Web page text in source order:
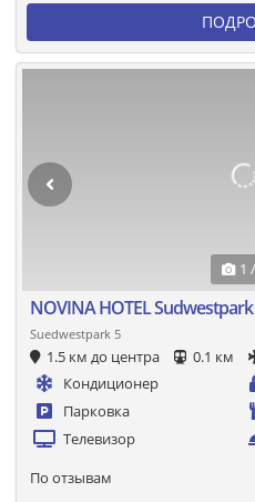
1
NOVINA HOTEL Sudwestpark
Suedwestpark 5
1.5 км до центра 0.1 км
Кондиционер
Парковка
Телевизор
По отзывам